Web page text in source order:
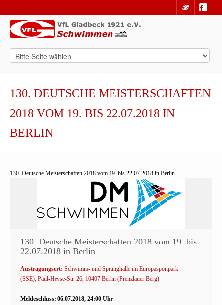
130. DEUTSCHE MEISTERSCHAFTEN
2018 VOM 19. BIS 22.07.2018 IN
BERLIN
130. Deutsche Meisterschaften 2018 vom 19. bis 22.07.2018 in Berlin
130. Deutsche Meisterschaften 2018 vom 19. bis
22.07.2018 in Berlin
Austragungsort: Schwimm- und Sprunghalle im Europasportpark
(SSE), Paul-Heyse-Str. 26, 10407 Berlin (Prenzlauer Berg)
Meldeschluss: 06.07.2018, 24:00 Uhr